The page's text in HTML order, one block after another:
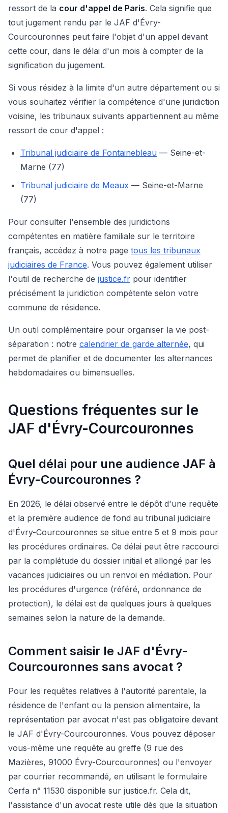
ressort de la cour d'appel de Paris. Cela signifie que
tout jugement rendu par le JAF d'Évry-
Courcouronnes peut faire l'objet d'un appel devant
cette cour, dans le délai d'un mois à compter de la
signification du jugement.
Si vous résidez à la limite d'un autre département ou si
vous souhaitez vérifier la compétence d'une juridiction
voisine, les tribunaux suivants appartiennent au même
ressort de cour d'appel :
Tribunal judiciaire de Fontainebleau — Seine-et-
Marne (77)
Tribunal judiciaire de Meaux — Seine-et-Marne
(77)
Pour consulter l'ensemble des juridictions
compétentes en matière familiale sur le territoire
français, accédez à notre page tous les tribunaux
judiciaires de France. Vous pouvez également utiliser
l'outil de recherche de justice.fr pour identifier
précisément la juridiction compétente selon votre
commune de résidence.
Un outil complémentaire pour organiser la vie post-
séparation : notre calendrier de garde alternée, qui
permet de planifier et de documenter les alternances
hebdomadaires ou bimensuelles.
Questions fréquentes sur le
JAF d'Évry-Courcouronnes
Quel délai pour une audience JAF à
Évry-Courcouronnes ?
En 2026, le délai observé entre le dépôt d'une requête
et la première audience de fond au tribunal judiciaire
d'Évry-Courcouronnes se situe entre 5 et 9 mois pour
les procédures ordinaires. Ce délai peut être raccourci
par la complétude du dossier initial et allongé par les
vacances judiciaires ou un renvoi en médiation. Pour
les procédures d'urgence (référé, ordonnance de
protection), le délai est de quelques jours à quelques
semaines selon la nature de la demande.
Comment saisir le JAF d'Évry-
Courcouronnes sans avocat ?
Pour les requêtes relatives à l'autorité parentale, la
résidence de l'enfant ou la pension alimentaire, la
représentation par avocat n'est pas obligatoire devant
le JAF d'Évry-Courcouronnes. Vous pouvez déposer
vous-même une requête au greffe (9 rue des
Mazières, 91000 Évry-Courcouronnes) ou l'envoyer
par courrier recommandé, en utilisant le formulaire
Cerfa n° 11530 disponible sur justice.fr. Cela dit,
l'assistance d'un avocat reste utile dès que la situation